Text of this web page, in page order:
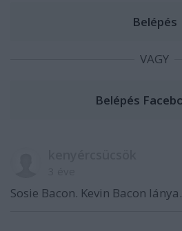
VAGY
Sosie Bacon. Kevin Bacon lánya.